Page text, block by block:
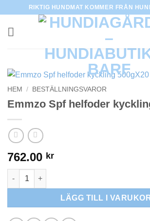
content
RIKTIG HUNDMAT KOMMER FRÅN
HEM / BESTÄLLNINGSVAROR
Emmzo Spf helfoder
762.00 kr
Emmzo Spf helfoder kyckling 500gX20
LÄGG TILL I